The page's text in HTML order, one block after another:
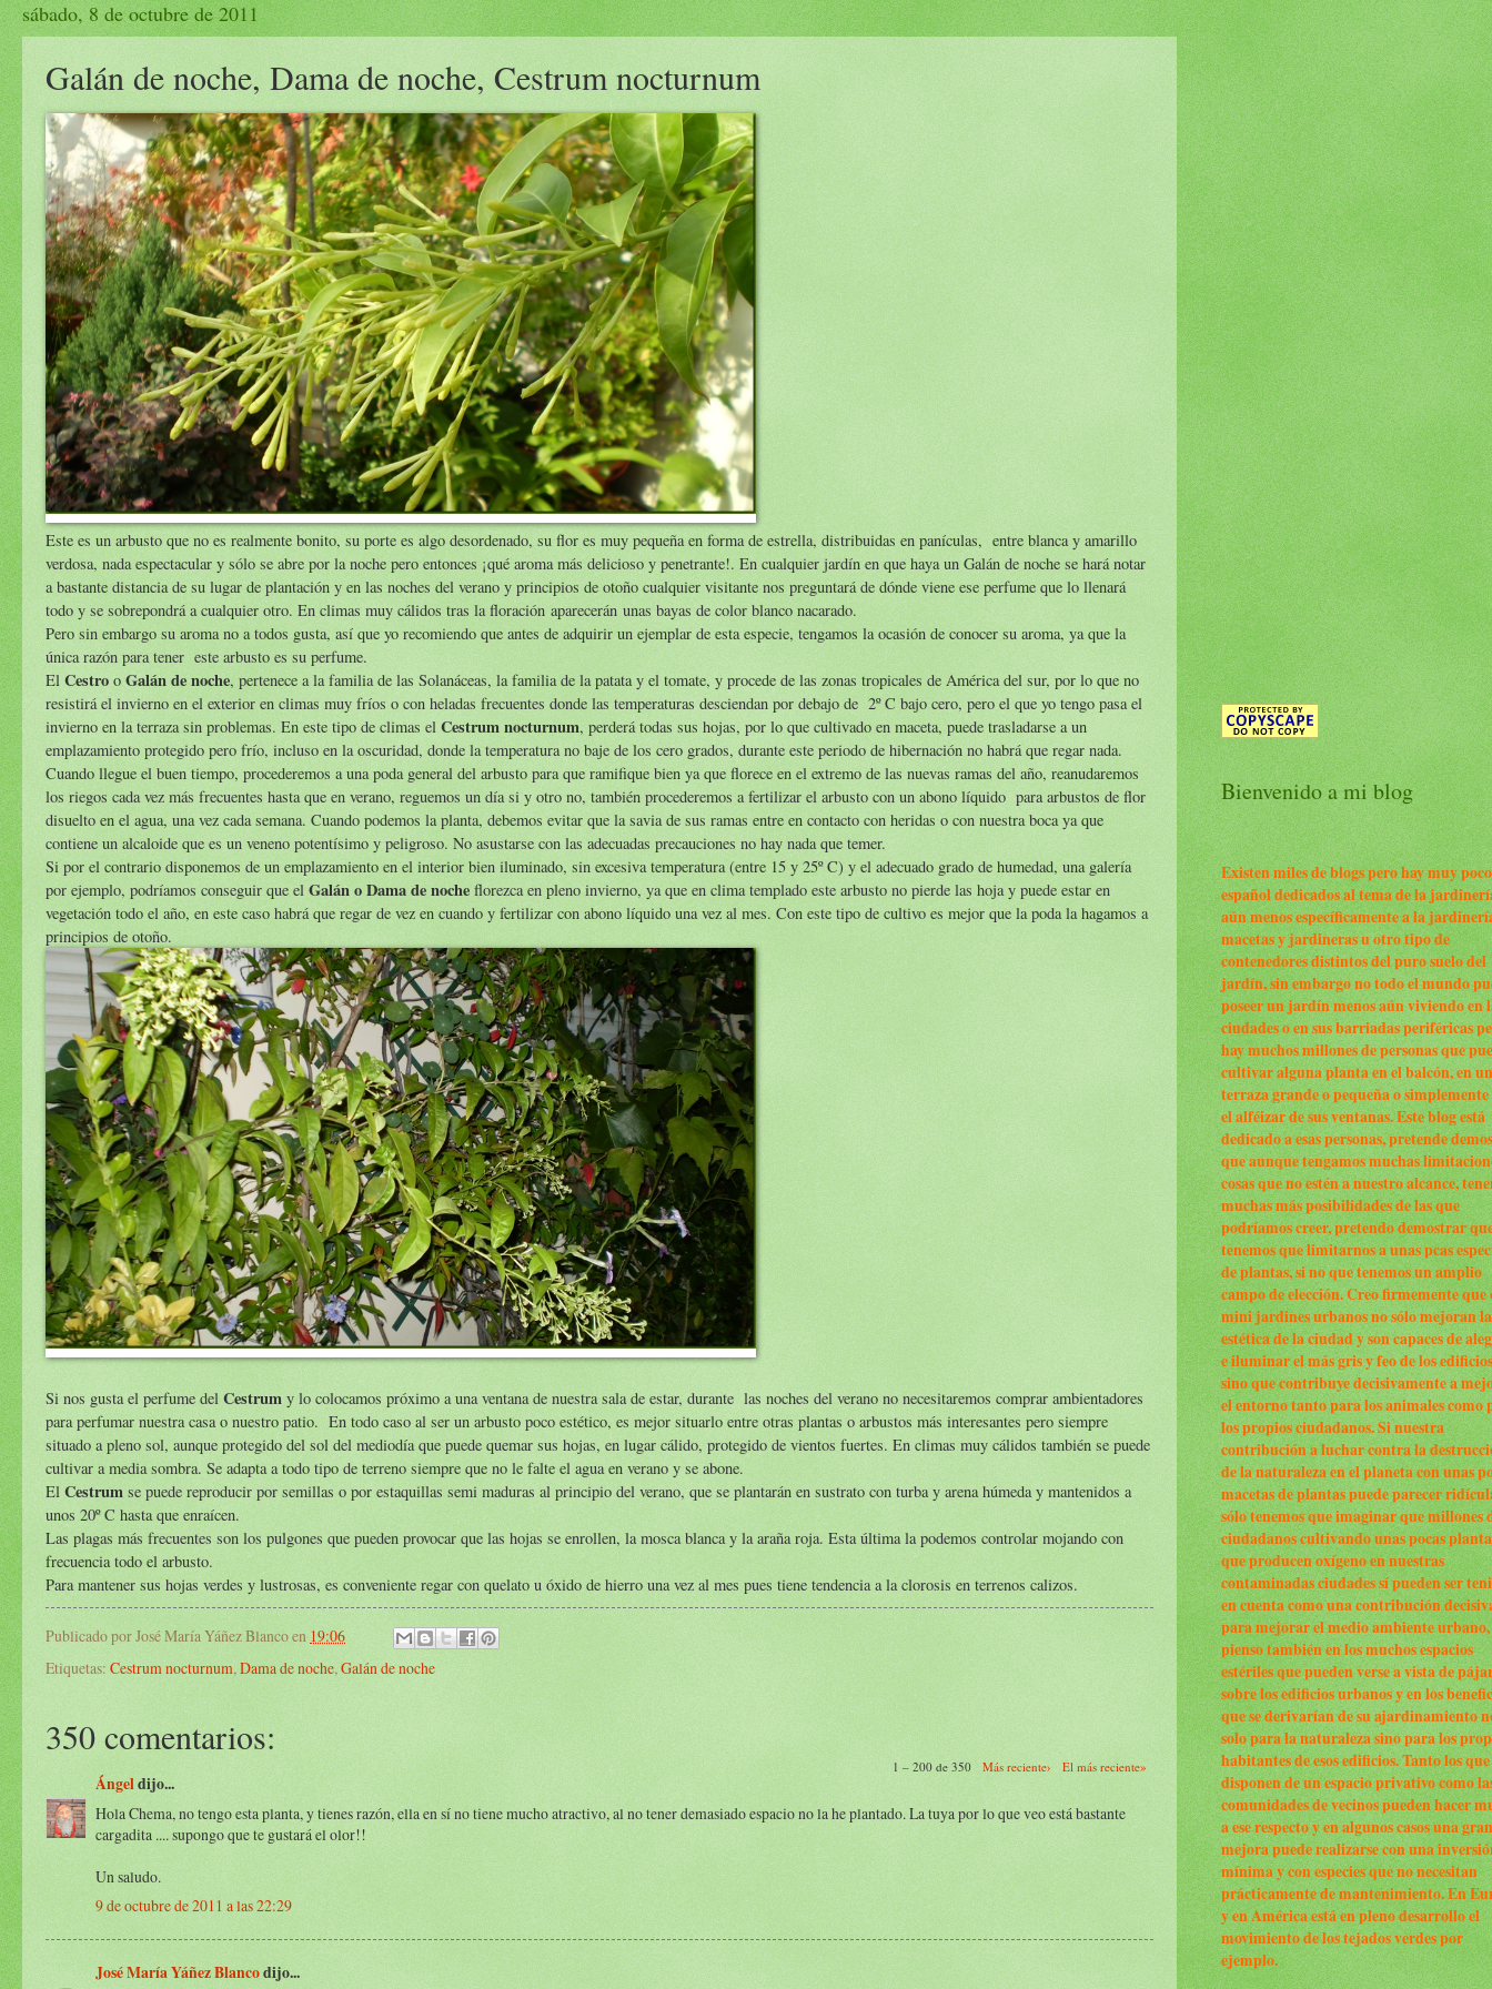
sábado, 8 de octubre de 2011
Galán de noche, Dama de noche, Cestrum nocturnum
Este es un arbusto que no es realmente bonito, su porte es algo desordenado, su flor es muy pequeña en forma de estrella, distribuidas en panículas, entre blanca y amarillo
verdosa, nada espectacular y sólo se abre por la noche pero entonces ¡qué aroma más delicioso y penetrante!. En cualquier jardín en que haya un Galán de noche se hará notar
a bastante distancia de su lugar de plantación y en las noches del verano y principios de otoño cualquier visitante nos preguntará de dónde viene ese perfume que lo llenará
todo y se sobrepondrá a cualquier otro. En climas muy cálidos tras la floración aparecerán unas bayas de color blanco nacarado.
Pero sin embargo su aroma no a todos gusta, así que yo recomiendo que antes de adquirir un ejemplar de esta especie, tengamos la ocasión de conocer su aroma, ya que la
única razón para tener este arbusto es su perfume.
El Cestro o Galán de noche, pertenece a la familia de las Solanáceas, la familia de la patata y el tomate, y procede de las zonas tropicales de América del sur, por lo que no
resistirá el invierno en el exterior en climas muy fríos o con heladas frecuentes donde las temperaturas desciendan por debajo de 2º C bajo cero, pero el que yo tengo pasa el
invierno en la terraza sin problemas. En este tipo de climas el Cestrum nocturnum, perderá todas sus hojas, por lo que cultivado en maceta, puede trasladarse a un
emplazamiento protegido pero frío, incluso en la oscuridad, donde la temperatura no baje de los cero grados, durante este periodo de hibernación no habrá que regar nada.
Cuando llegue el buen tiempo, procederemos a una poda general del arbusto para que ramifique bien ya que florece en el extremo de las nuevas ramas del año, reanudaremos
los riegos cada vez más frecuentes hasta que en verano, reguemos un día si y otro no, también procederemos a fertilizar el arbusto con un abono líquido para arbustos de flor
disuelto en el agua, una vez cada semana. Cuando podemos la planta, debemos evitar que la savia de sus ramas entre en contacto con heridas o con nuestra boca ya que
contiene un alcaloide que es un veneno potentísimo y peligroso. No asustarse con las adecuadas precauciones no hay nada que temer.
Si por el contrario disponemos de un emplazamiento en el interior bien iluminado, sin excesiva temperatura (entre 15 y 25º C) y el adecuado grado de humedad, una galería
por ejemplo, podríamos conseguir que el Galán o Dama de noche florezca en pleno invierno, ya que en clima templado este arbusto no pierde las hoja y puede estar en
vegetación todo el año, en este caso habrá que regar de vez en cuando y fertilizar con abono líquido una vez al mes. Con este tipo de cultivo es mejor que la poda la hagamos a
principios de otoño.
Si nos gusta el perfume del Cestrum y lo colocamos próximo a una ventana de nuestra sala de estar, durante las noches del verano no necesitaremos comprar ambientadores
para perfumar nuestra casa o nuestro patio. En todo caso al ser un arbusto poco estético, es mejor situarlo entre otras plantas o arbustos más interesantes pero siempre
situado a pleno sol, aunque protegido del sol del mediodía que puede quemar sus hojas, en lugar cálido, protegido de vientos fuertes. En climas muy cálidos también se puede
cultivar a media sombra. Se adapta a todo tipo de terreno siempre que no le falte el agua en verano y se abone.
El Cestrum se puede reproducir por semillas o por estaquillas semi maduras al principio del verano, que se plantarán en sustrato con turba y arena húmeda y mantenidos a
unos 20º C hasta que enraícen.
Las plagas más frecuentes son los pulgones que pueden provocar que las hojas se enrollen, la mosca blanca y la araña roja. Esta última la podemos controlar mojando con
frecuencia todo el arbusto.
Para mantener sus hojas verdes y lustrosas, es conveniente regar con quelato u óxido de hierro una vez al mes pues tiene tendencia a la clorosis en terrenos calizos.
Publicado porJosé María Yáñez Blancoen 19:06
Etiquetas: Cestrum nocturnum,Dama de noche,Galán de noche
350 comentarios:
1 – 200 de 350 Más reciente› El más reciente»
Ángeldijo...
Hola Chema, no tengo esta planta, y tienes razón, ella en sí no tiene mucho atractivo, al no tener demasiado espacio no la he plantado. La tuya por lo que veo está bastante
cargadita .... supongo que te gustará el olor!!
Un saludo.
9 de octubre de 2011 a las 22:29
José María Yáñez Blancodijo...
Bienvenido a mi blog
Existen miles de blogs pero hay muy
español dedicados al tema de la
aún menos específicamente a la
macetas y jardineras u otro tipo de
contenedores distintos del puro suelo del
jardín, sin embargo no todo el mundo
poseer un jardín menos aún viviendo en
ciudades o en sus barriadas periféricas
hay muchos millones de personas que
cultivar alguna planta en el balcón, en
terraza grande o pequeña o simplemente
el alféizar de sus ventanas. Este blog está
dedicado a esas personas, pretende
que aunque tengamos muchas
cosas que no estén a nuestro alcance,
muchas más posibilidades de las que
podríamos creer, pretendo demostrar
tenemos que limitarnos a unas pcas
de plantas, si no que tenemos un amplio
campo de elección. Creo firmemente que
mini jardines urbanos no sólo mejoran la
estética de la ciudad y son capaces de
e iluminar el más gris y feo de los edificios
sino que contribuye decisivamente a
el entorno tanto para los animales como
los propios ciudadanos. Si nuestra
contribución a luchar contra la
de la naturaleza en el planeta con unas
macetas de plantas puede parecer
sólo tenemos que imaginar que millones
ciudadanos cultivando unas pocas
que producen oxígeno en nuestras
contaminadas ciudades sí pueden ser
en cuenta como una contribución
para mejorar el medio ambiente urbano,
pienso también en los muchos espacios
estériles que pueden verse a vista de
sobre los edificios urbanos y en los
que se derivarían de su ajardinamiento
solo para la naturaleza sino para los
habitantes de esos edificios. Tanto los que
disponen de un espacio privativo como
comunidades de vecinos pueden hacer
a ese respecto y en algunos casos una gran
mejora puede realizarse con una
mínima y con especies que no necesitan
prácticamente de mantenimiento. En
y en América está en pleno desarrollo el
movimiento de los tejados verdes por
ejemplo.